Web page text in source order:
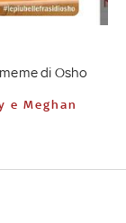
di Osho
e Meghan